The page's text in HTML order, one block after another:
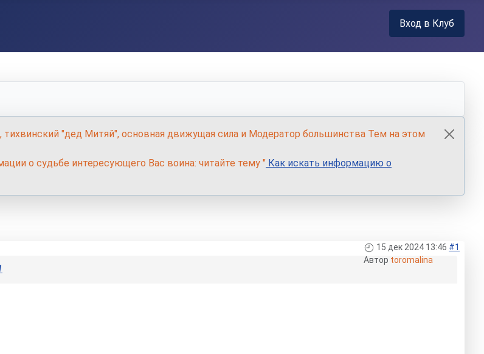
Вход в Клуб
"дед Митяй", основная движущая сила и Модератор большинства Тем на этом
о судьбе интересующего Вас воина: читайте тему " Как искать информацию о
15 дек 2024 13:46 #1
Автор toromalina